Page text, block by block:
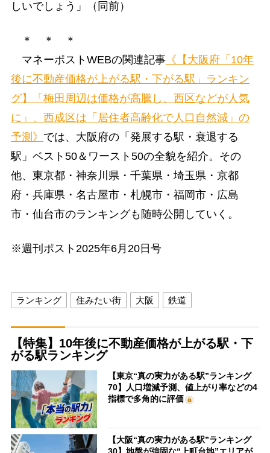
しいでしょう」（同前）
＊ ＊ ＊
マネーポストWEBの関連記事《【大阪府「10年
後に不動産価格が上がる駅・下がる駅」ランキン
グ】「梅田周辺は価格が高騰し、西区などが人気
に」、西成区は「居住者高齢化で人口自然減」の
予測》 では、大阪府の「発展する駅・衰退する
駅」ベスト50＆ワースト50の全貌を紹介。その
他、東京都・神奈川県・千葉県・埼玉県・京都
府・兵庫県・名古屋市・札幌市・福岡市・広島
市・仙台市のランキングも随時公開していく。
※週刊ポスト2025年6月20日号
ランキング 住みたい街 大阪 鉄道
【特集】10年後に不動産価格が上がる駅・下
がる駅ランキング
【東京“真の実力がある駅”ランキング
70】人口増減予測、値上がり率などの4
指標で多角的に評価
【大阪“真の実力がある駅”ランキング